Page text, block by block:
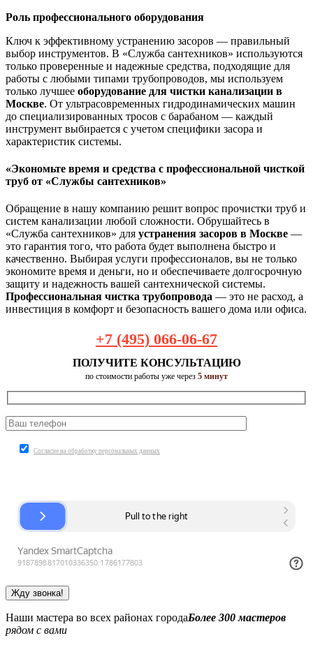
Роль профессионального оборудования
Ключ к эффективному устранению засоров — правильный
выбор инструментов. В «Служба сантехников» используются
только проверенные и надежные средства, подходящие для
работы с любыми типами трубопроводов, мы используем
только лучшее оборудование для чистки канализации в
Москве. От ультрасовременных гидродинамических машин
до специализированных тросов с барабаном — каждый
инструмент выбирается с учетом специфики засора и
характеристик системы.
«Экономьте время и средства с профессиональной чисткой
труб от «Службы сантехников»
Обращение в нашу компанию решит вопрос прочистки труб и
систем канализации любой сложности. Обрушайтесь в
«Служба сантехников» для устранения засоров в Москве —
это гарантия того, что работа будет выполнена быстро и
качественно. Выбирая услуги профессионалов, вы не только
экономите время и деньги, но и обеспечиваете долгосрочную
защиту и надежность вашей сантехнической системы.
Профессиональная чистка трубопровода — это не расход, а
инвестиция в комфорт и безопасность вашего дома или офиса.
+7 (495) 066-06-67
ПОЛУЧИТЕ КОНСУЛЬТАЦИЮ
по стоимости работы уже через 5 минут
Согласие на обработку персональных данных
Наши мастера во всех районах городаБолее 300 мастеров
рядом с вами